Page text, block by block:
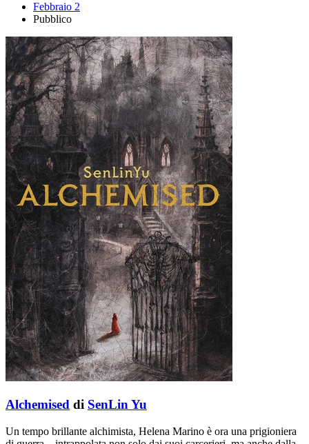
Febbraio 2
Pubblico
Alchemised di SenLin Yu
Un tempo brillante alchimista, Helena Marino è ora una prigioniera